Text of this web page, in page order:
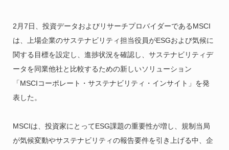
2月7日、投資データおよびリサーチプロバイダーであるMSCI
は、上場企業のサステナビリティ担当役員がESGおよび気候に
関する目標を設定し、進捗状況を確認し、サステナビリティデ
ータを同業他社と比較するための新しいソリューション
「MSCIコーポレート・サステナビリティ・インサイト」を発
表した。
MSCIは、投資家にとってESG課題の重要性が増し、規制当局
が気候変動やサステナビリティの報告要件を引き上げる中、企